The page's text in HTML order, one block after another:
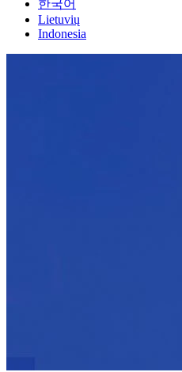
한국어
Lietuvių
Indonesia